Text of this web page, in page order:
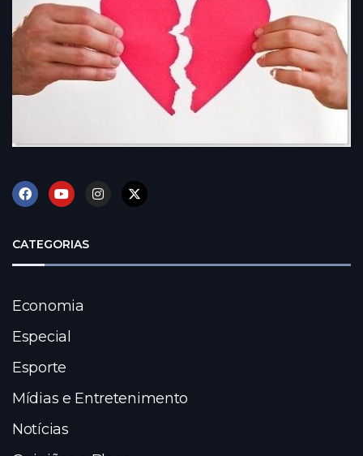
CATEGORIAS
Economia
Especial
Esporte
Mídias e Entretenimento
Notícias